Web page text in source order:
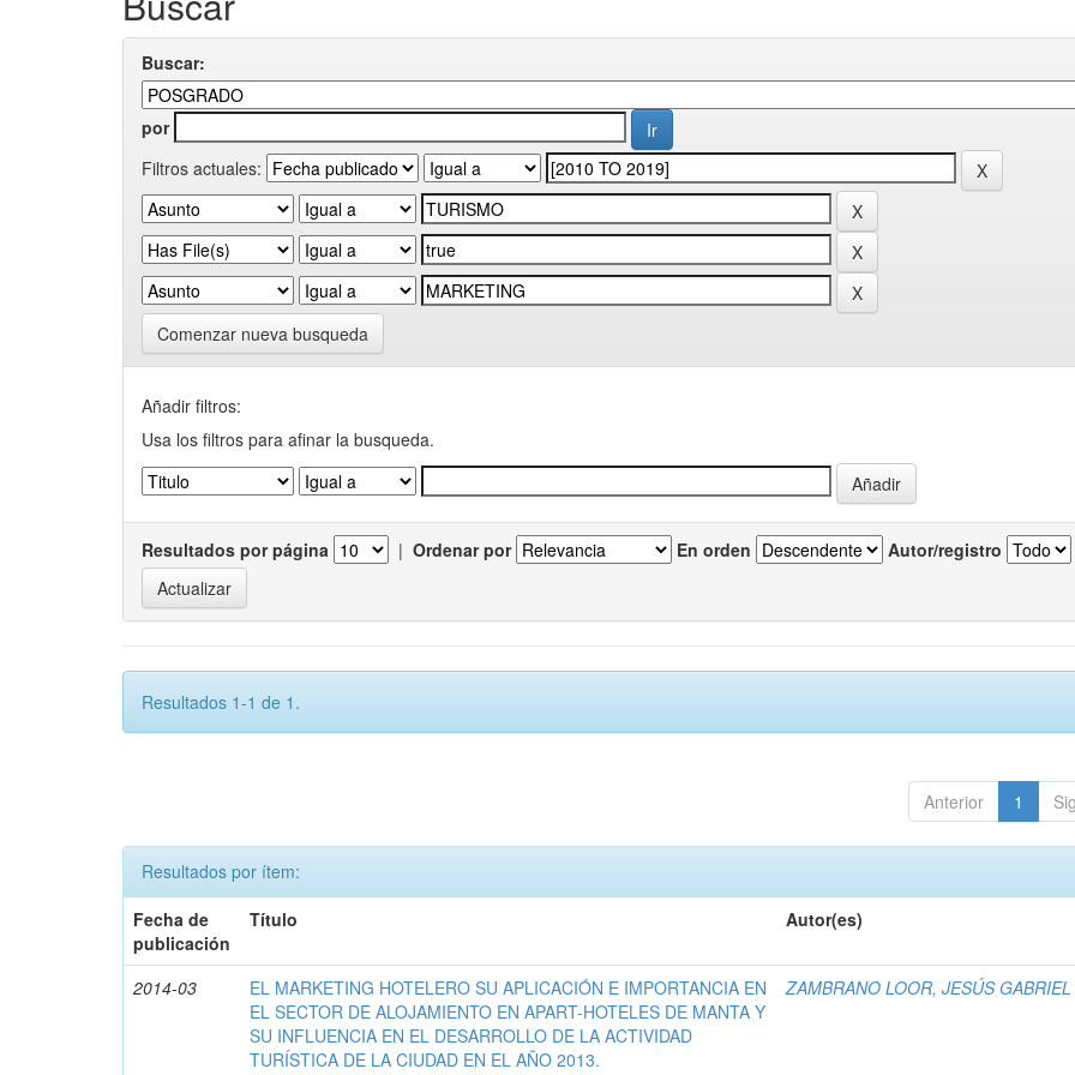
Buscar:
por
Filtros actuales:
Comenzar nueva busqueda
Añadir filtros:
Usa los filtros para afinar la busqueda.
Resultados por página | Ordenar por En orden Autor/registro
Resultados 1-1 de 1.
Anterior 1
Resultados por ítem:
Fecha de
publicación
Título Autor(es)
2014-03
EL MARKETING HOTELERO SU APLICACIÓN E IMPORTANCIA EN
EL SECTOR DE ALOJAMIENTO EN APART-HOTELES DE MANTA Y
SU INFLUENCIA EN EL DESARROLLO DE LA ACTIVIDAD
TURÍSTICA DE LA CIUDAD EN EL AÑO 2013.
ZAMBRANO LOOR, JESÚS GABRIEL